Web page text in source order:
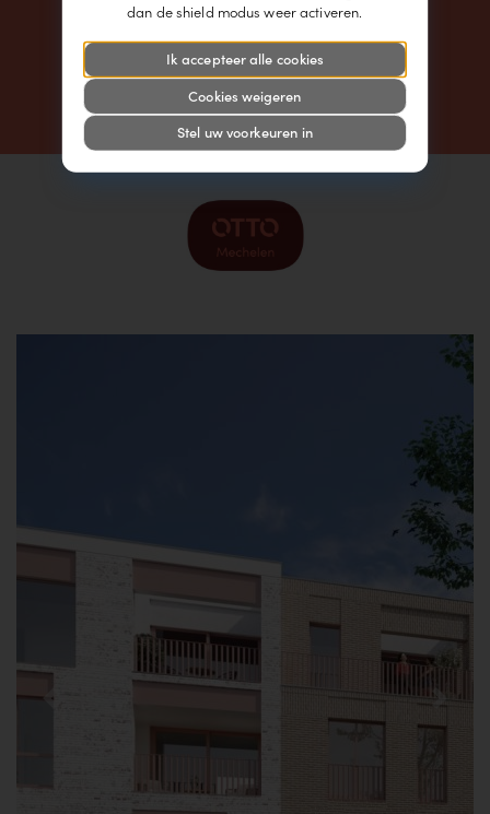
Contact
Duurzaam wonen
Bouwevolutie
dan de shield modus weer activeren.
Ik accepteer alle cookies
Cookies weigeren
Stel uw voorkeuren in